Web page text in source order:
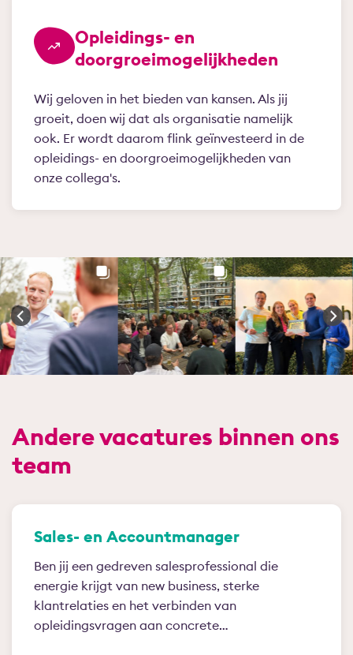
Opleidings- en
doorgroeimogelijkheden
Wij geloven in het bieden van kansen. Als jij
groeit, doen wij dat als organisatie namelijk
ook. Er wordt daarom flink geïnvesteerd in de
opleidings- en doorgroeimogelijkheden van
onze collega's.
Andere vacatures binnen ons
team
Sales- en Accountmanager
Ben jij een gedreven salesprofessional die
energie krijgt van new business, sterke
klantrelaties en het verbinden van
opleidingsvragen aan concrete…